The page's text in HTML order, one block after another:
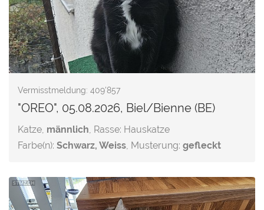
Vermisstmeldung: 409'857
"OREO", 05.08.2026, Biel/Bienne (BE)
Katze, männlich, Rasse: Hauskatze
Farbe(n): Schwarz, Weiss, Musterung: gefleckt